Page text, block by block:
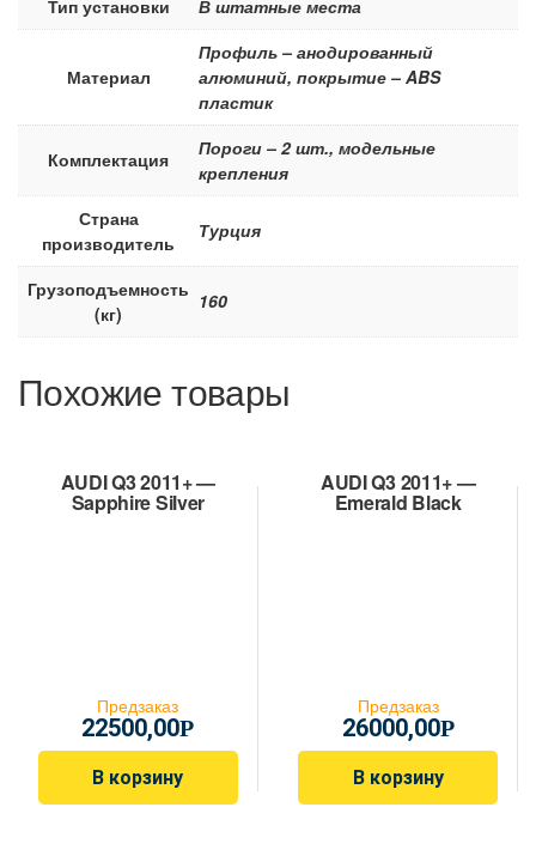
Тип установки В штатные места
Материал
Профиль – анодированный
алюминий, покрытие – ABS
пластик
Комплектация
Пороги – 2 шт., модельные
крепления
Страна
производитель
Турция
Грузоподъемность
(кг)
160
Похожие товары
AUDI Q3 2011+ —
Sapphire Silver
Предзаказ
22500,00Р
В корзину
AUDI Q3 2011+ —
Emerald Black
Предзаказ
26000,00Р
В корзину